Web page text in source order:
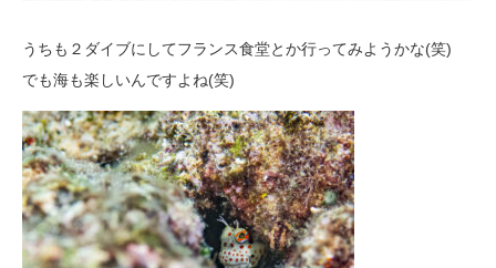
うちも２ダイブにしてフランス食堂とか行ってみようかな(笑)
でも海も楽しいんですよね(笑)